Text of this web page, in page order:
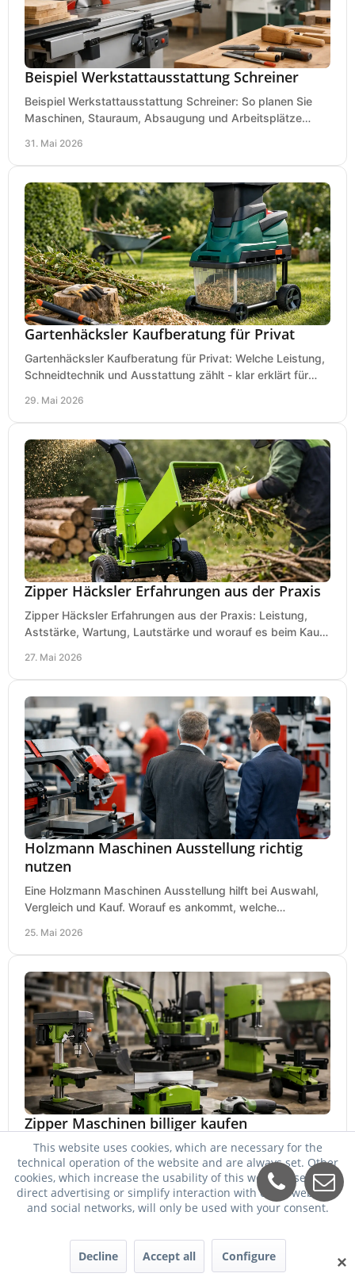
Beispiel Werkstattausstattung Schreiner
Beispiel Werkstattausstattung Schreiner: So planen Sie
Maschinen, Stauraum, Absaugung und Arbeitsplätze
31. Mai 2026
Gartenhäcksler Kaufberatung für Privat
Gartenhäcksler Kaufberatung für Privat: Welche Leistung,
Schneidtechnik und Ausstattung zählt - klar erklärt für
29. Mai 2026
Zipper Häcksler Erfahrungen aus der Praxis
Zipper Häcksler Erfahrungen aus der Praxis: Leistung,
Aststärke, Wartung, Lautstärke und worauf es beim Kauf
27. Mai 2026
Holzmann Maschinen Ausstellung richtig
nutzen
Eine Holzmann Maschinen Ausstellung hilft bei Auswahl,
Vergleich und Kauf. Worauf es ankommt, welche
25. Mai 2026
Zipper Maschinen billiger kaufen
Zipper Maschinen billiger kaufen und trotzdem passend
auswählen: So vergleichen Sie Leistung, Ausstattung,
Service und Folgekosten richtig.
24. Mai 2026
✕
This website uses cookies, which are necessary for the
technical operation of the website and are always set. Other
cookies, which increase the usability of this website, serve for
direct advertising or simplify interaction with other websites
and social networks, will only be used with your consent.
Decline Accept all Configure